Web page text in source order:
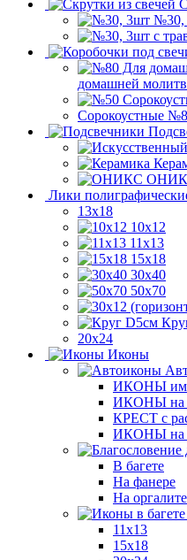
№30,
домашней
Сорокоустные
Лики
13x18
10x12
11х13
15х18
30x40
50x70
20х24
Иконы
ИКОНЫ
ИКОНЫ на
КРЕСТ с
ИКОНЫ на
В багете
На фанере
На оргалите
11x13
15x18